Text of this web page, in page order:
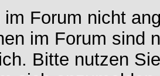
im Forum nicht
im Forum sind
Bitte nutzen